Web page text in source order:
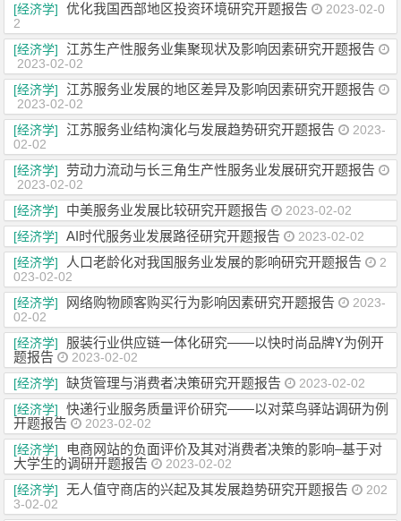
[经济学]
优化我国西部地区投资环境研究开题报告
2023-02-0
2
[经济学]
江苏生产性服务业集聚现状及影响因素研究开题报告
2023-02-02
[经济学]
江苏服务业发展的地区差异及影响因素研究开题报告
2023-02-02
[经济学]
江苏服务业结构演化与发展趋势研究开题报告
2023-
02-02
[经济学]
劳动力流动与长三角生产性服务业发展研究开题报告
2023-02-02
[经济学]
中美服务业发展比较研究开题报告
2023-02-02
[经济学]
AI时代服务业发展路径研究开题报告
2023-02-02
[经济学]
人口老龄化对我国服务业发展的影响研究开题报告
2
023-02-02
[经济学]
网络购物顾客购买行为影响因素研究开题报告
2023-
02-02
[经济学]
服装行业供应链一体化研究——以快时尚品牌Y为例开
题报告
2023-02-02
[经济学]
缺货管理与消费者决策研究开题报告
2023-02-02
[经济学]
快递行业服务质量评价研究——以对菜鸟驿站调研为例
开题报告
2023-02-02
[经济学]
电商网站的负面评价及其对消费者决策的影响–基于对
大学生的调研开题报告
2023-02-02
[经济学]
无人值守商店的兴起及其发展趋势研究开题报告
202
3-02-02